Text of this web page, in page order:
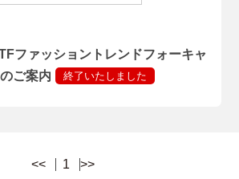
ファッショントレンドフォーキャ
ご案内
<< 1 >>